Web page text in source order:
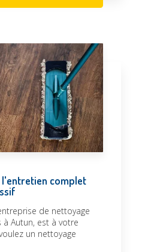
complet
de nettoyage
Autun, est à votre
un nettoyage